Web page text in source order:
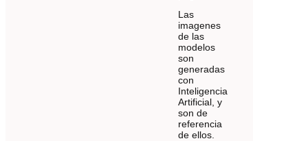
Las
imagenes
de las
modelos
son
generadas
con
Inteligencia
Artificial, y
son de
referencia
de ellos.